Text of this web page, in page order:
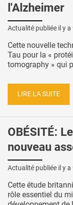
l'Alzheimer
Actualité publiée il y a
Cette nouvelle
Tau pour la «
tomography » qui
LIRE LA SUITE
OBÉSITÉ:
nouveau
Actualité publiée il y a
Cette étude
rôle essentiel du